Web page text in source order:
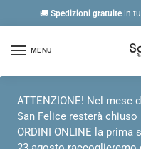
🚚 Spedizioni gratuitein
MENU
ATTENZIONE! Nel
San Felice resterà
ORDINI ONLINE la prima